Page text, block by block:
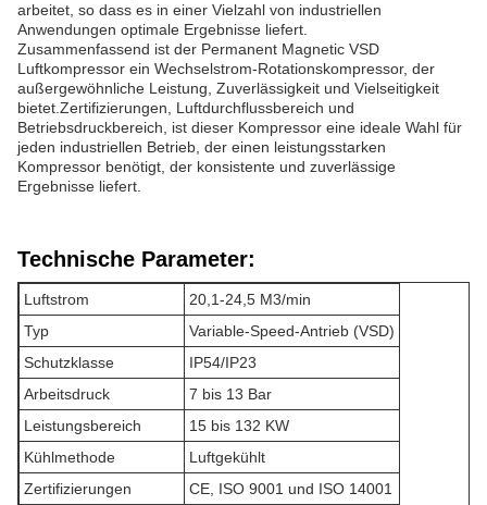
arbeitet, so dass es in einer Vielzahl von industriellen
Anwendungen optimale Ergebnisse liefert.
Zusammenfassend ist der Permanent Magnetic VSD
Luftkompressor ein Wechselstrom-Rotationskompressor, der
außergewöhnliche Leistung, Zuverlässigkeit und Vielseitigkeit
bietet.Zertifizierungen, Luftdurchflussbereich und
Betriebsdruckbereich, ist dieser Kompressor eine ideale Wahl für
jeden industriellen Betrieb, der einen leistungsstarken
Kompressor benötigt, der konsistente und zuverlässige
Ergebnisse liefert.
Technische Parameter:
Luftstrom
20,1-24,5 M3/min
Typ
Variable-Speed-Antrieb (VSD)
Schutzklasse
IP54/IP23
Arbeitsdruck
7 bis 13 Bar
Leistungsbereich
15 bis 132 KW
Kühlmethode
Luftgekühlt
Zertifizierungen
CE, ISO 9001 und ISO 14001